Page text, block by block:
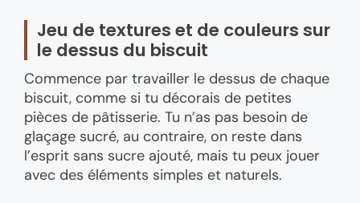
Jeu de textures et de couleurs sur
le dessus du biscuit
Commence par travailler le dessus de chaque
biscuit, comme si tu décorais de petites
pièces de pâtisserie. Tu n’as pas besoin de
glaçage sucré, au contraire, on reste dans
l’esprit sans sucre ajouté, mais tu peux jouer
avec des éléments simples et naturels.